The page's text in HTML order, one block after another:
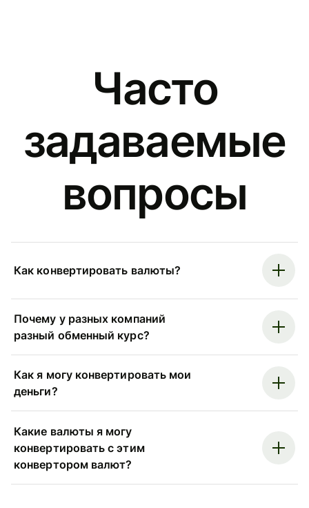
Часто
задаваемые
вопросы
Как конвертировать валюты?
Почему у разных компаний
разный обменный курс?
Как я могу конвертировать мои
деньги?
Какие валюты я могу
конвертировать с этим
конвертором валют?